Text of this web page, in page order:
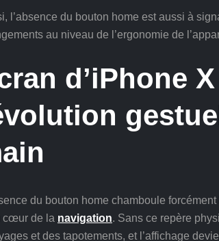
l’absence du bouton home est aussi à
au niveau de l’ergonomie de
d’iPhone
du bouton home chamboule
cœur de la navigation. Sans ce repère
et des tapotements, et l’affichage